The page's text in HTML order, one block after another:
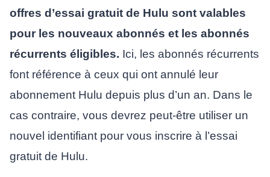
offres d’essai gratuit de Hulu sont valables
pour les nouveaux abonnés et les abonnés
récurrents éligibles. Ici, les abonnés récurrents
font référence à ceux qui ont annulé leur
abonnement Hulu depuis plus d’un an. Dans le
cas contraire, vous devrez peut-être utiliser un
nouvel identifiant pour vous inscrire à l’essai
gratuit de Hulu.